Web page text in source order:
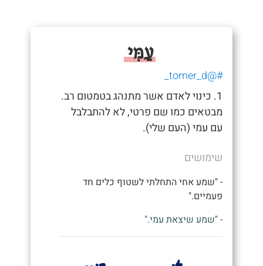
עַמִּי
#@tomer_d_
1. כינוי לאדם אשר מתנהג בטמטום רב.
מבטאים כמו שם פרטי, לא להתבלבל
עם עמי (העם שלי).
שימושים
- "שמע אחי התחלתי לשטוף כלים חד
פעמיים."
- "שמע שיצאת עמי."